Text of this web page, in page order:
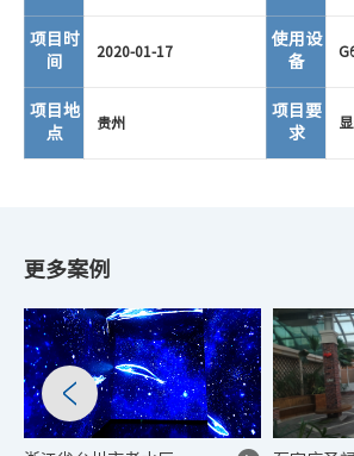
项目时
间
2020-01-17
使用设
备
项目地
点
贵州
项目要
求
更多案例